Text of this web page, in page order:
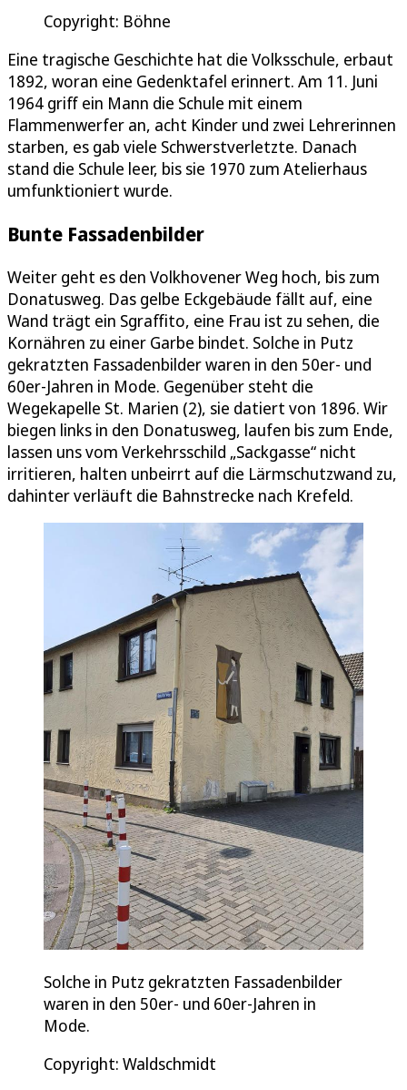
Copyright: Böhne
Eine tragische Geschichte hat die Volksschule, erbaut
1892, woran eine Gedenktafel erinnert. Am 11. Juni
1964 griff ein Mann die Schule mit einem
Flammenwerfer an, acht Kinder und zwei Lehrerinnen
starben, es gab viele Schwerstverletzte. Danach
stand die Schule leer, bis sie 1970 zum Atelierhaus
umfunktioniert wurde.
Bunte Fassadenbilder
Weiter geht es den Volkhovener Weg hoch, bis zum
Donatusweg. Das gelbe Eckgebäude fällt auf, eine
Wand trägt ein Sgraffito, eine Frau ist zu sehen, die
Kornähren zu einer Garbe bindet. Solche in Putz
gekratzten Fassadenbilder waren in den 50er- und
60er-Jahren in Mode. Gegenüber steht die
Wegekapelle St. Marien (2), sie datiert von 1896. Wir
biegen links in den Donatusweg, laufen bis zum Ende,
lassen uns vom Verkehrsschild „Sackgasse“ nicht
irritieren, halten unbeirrt auf die Lärmschutzwand zu,
dahinter verläuft die Bahnstrecke nach Krefeld.
Solche in Putz gekratzten Fassadenbilder
waren in den 50er- und 60er-Jahren in
Mode.
Copyright: Waldschmidt